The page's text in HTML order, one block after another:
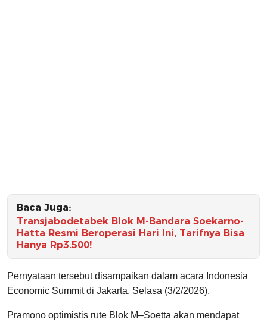
Baca Juga:
Transjabodetabek Blok M-Bandara Soekarno-
Hatta Resmi Beroperasi Hari Ini, Tarifnya Bisa
Hanya Rp3.500!
Pernyataan tersebut disampaikan dalam acara Indonesia
Economic Summit di Jakarta, Selasa (3/2/2026).
Pramono optimistis rute Blok M–Soetta akan mendapat